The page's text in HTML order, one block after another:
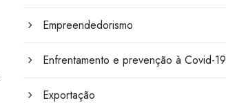
Empreendedorismo
Enfrentamento e prevenção à Covid-19
Exportação